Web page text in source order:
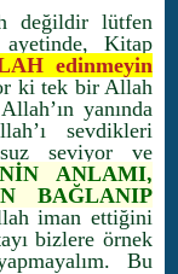
değildir lütfen
Kitap
edinmeyin
ki tek bir Allah
yanında
sevdikleri
seviyor ve
ANLAMI,
BAĞLANIP
iman ettiğini
bizlere örnek
Bu